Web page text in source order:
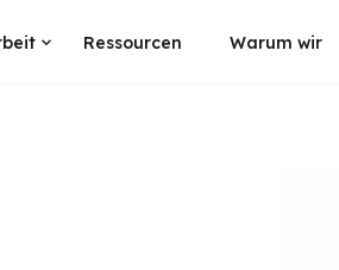
Ressourcen Warum wir